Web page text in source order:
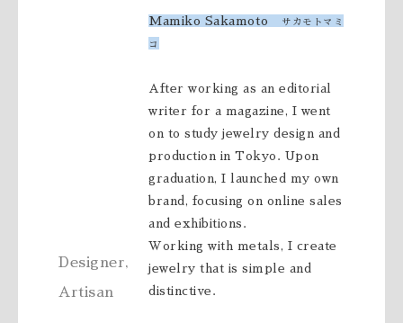
Designer,
Artisan
Mamiko Sakamoto サカモトマミ
コ
After working as an editorial
writer for a magazine, I went
on to study jewelry design and
production in Tokyo. Upon
graduation, I launched my own
brand, focusing on online sales
and exhibitions.
Working with metals, I create
jewelry that is simple and
distinctive.